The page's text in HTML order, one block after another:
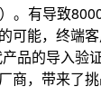
。有导致
可能，终端
品的导入验
商，带来了挑